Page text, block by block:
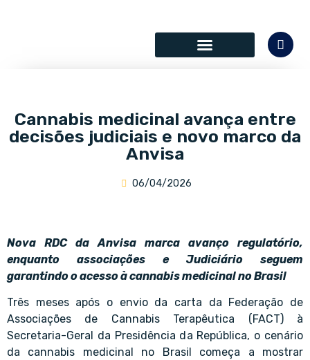
Cannabis medicinal avança entre
decisões judiciais e novo marco da
Anvisa
06/04/2026
Nova RDC da Anvisa marca avanço regulatório,
enquanto associações e Judiciário seguem
garantindo o acesso à cannabis medicinal no Brasil
Três meses após o envio da carta da Federação de
Associações de Cannabis Terapêutica (FACT) à
Secretaria-Geral da Presidência da República, o cenário
da cannabis medicinal no Brasil começa a mostrar